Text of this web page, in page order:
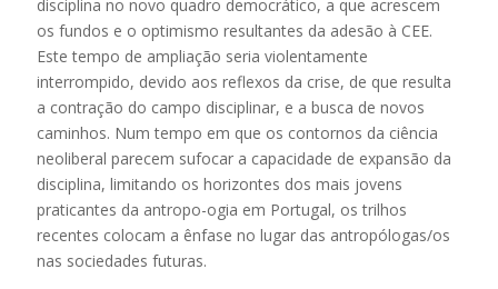
disciplina no novo quadro democrático, a que acrescem
os fundos e o optimismo resultantes da adesão à CEE.
Este tempo de ampliação seria violentamente
interrompido, devido aos reflexos da crise, de que resulta
a contração do campo disciplinar, e a busca de novos
caminhos. Num tempo em que os contornos da ciência
neoliberal parecem sufocar a capacidade de expansão da
disciplina, limitando os horizontes dos mais jovens
praticantes da antropo-ogia em Portugal, os trilhos
recentes colocam a ênfase no lugar das antropólogas/os
nas sociedades futuras.